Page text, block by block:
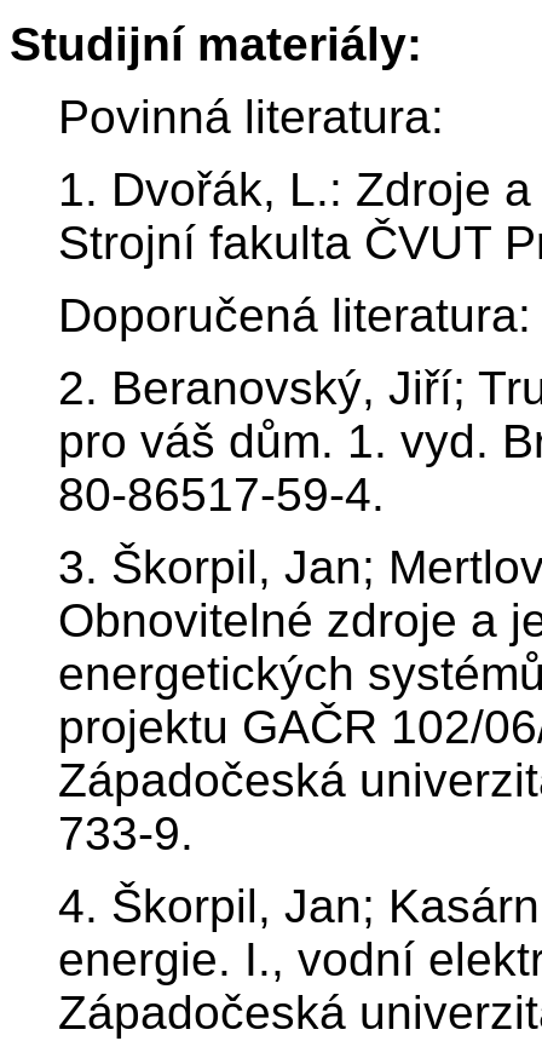
Studijní materiály:
Povinná literatura:
1. Dvořák, L.: Zdroje
Strojní fakulta ČVUT
Doporučená literatura:
2. Beranovský, Jiří;
pro váš dům. 1. vyd.
80-86517-59-4.
3. Škorpil, Jan;
Obnovitelné zdroje a
energetických
projektu GAČR 102/
Západočeská
733-9.
4. Škorpil, Jan;
energie. I., vodní
Západočeská